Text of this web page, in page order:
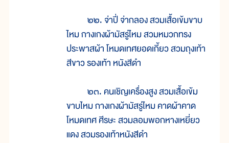
๒๒. จ่าปี่ จ่ากลอง สวมเสื้อเข้มขาบ
ไหม กางเกงผ้ามัสรู่ไหม สวมหมวกทรง
ประพาสผ้า โหมดเทศยอดเกี้ยว สวมถุงเท้า
สีขาว รองเท้า หนังสีดำ
๒๓. คนเชิญเครื่องสูง สวมเสื้อเข้ม
ขาบไหม กางเกงผ้ามัสรู่ไหม คาดผ้าคาด
โหมดเทศ ศีรษะ สวมลอมพอกหางเหยี่ยว
แดง สวมรองเท้าหนังสีดำ